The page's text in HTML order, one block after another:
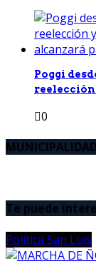
Poggi
0
Te puede
Política San Luis